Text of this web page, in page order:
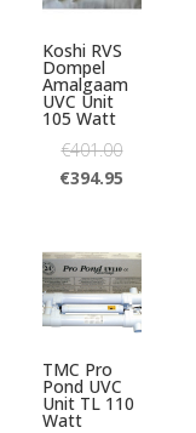
Koshi RVS
Dompel
Amalgaam
UVC Unit
105 Watt
€401.00
€394.95
TMC Pro
Pond UVC
Unit TL 110
Watt